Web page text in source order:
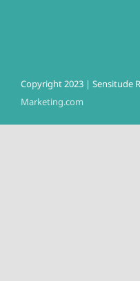
Copyright 2023 | Sensitude
Marketing.com